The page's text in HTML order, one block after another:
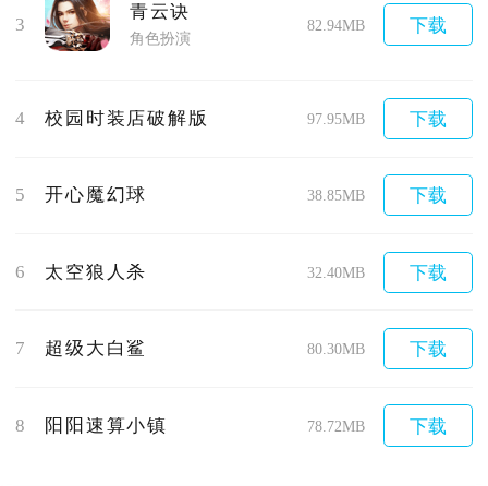
3
青云诀
角色扮演
82.94MB 下载
4 校园时装店破解版 97.95MB 下载
5 开心魔幻球 38.85MB 下载
6 太空狼人杀 32.40MB 下载
7 超级大白鲨 80.30MB 下载
8 阳阳速算小镇 78.72MB 下载